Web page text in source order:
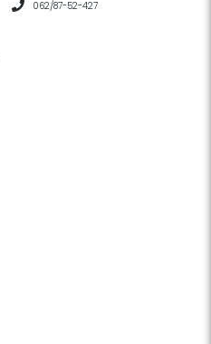
062/87-52-427